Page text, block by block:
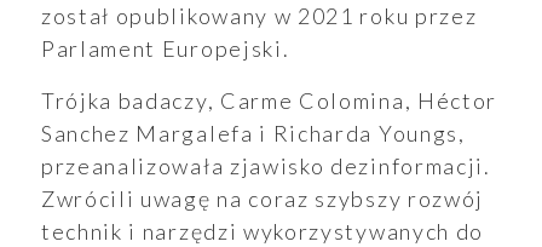
został opublikowany w 2021 roku przez
Parlament Europejski.
Trójka badaczy, Carme Colomina, Héctor
Sanchez Margalefa i Richarda Youngs,
przeanalizowała zjawisko dezinformacji.
Zwrócili uwagę na coraz szybszy rozwój
technik i narzędzi wykorzystywanych do